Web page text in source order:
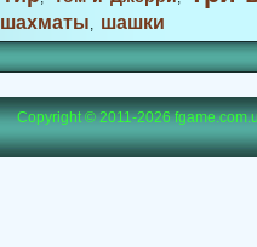
шахматы, шашки
Copyright © 2011-2026